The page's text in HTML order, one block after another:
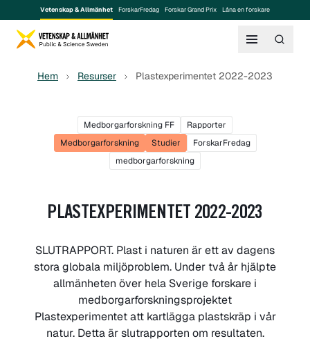
Vetenskap & Allmänhet ForskarFredag Forskar Grand Prix Låna en forskare
Hem Resurser Plastexperimentet 2022-2023
Medborgarforskning FF
Rapporter
Medborgarforskning
Studier
ForskarFredag
medborgarforskning
PLASTEXPERIMENTET 2022-2023
SLUTRAPPORT. Plast i naturen är ett av dagens
stora globala miljöproblem. Under två år hjälpte
allmänheten över hela Sverige forskare i
medborgarforskningsprojektet
Plastexperimentet att kartlägga plastskräp i vår
natur. Detta är slutrapporten om resultaten.